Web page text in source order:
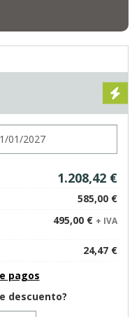
1.208,42 €
585,00 €
495,00 € + IVA
24,47 €
pagos
descuento?